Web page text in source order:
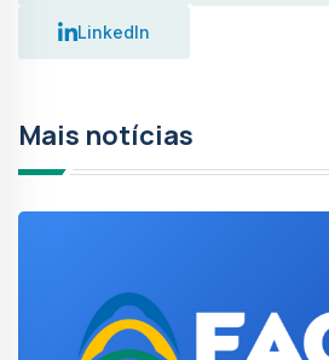
LinkedIn
Mais notícias